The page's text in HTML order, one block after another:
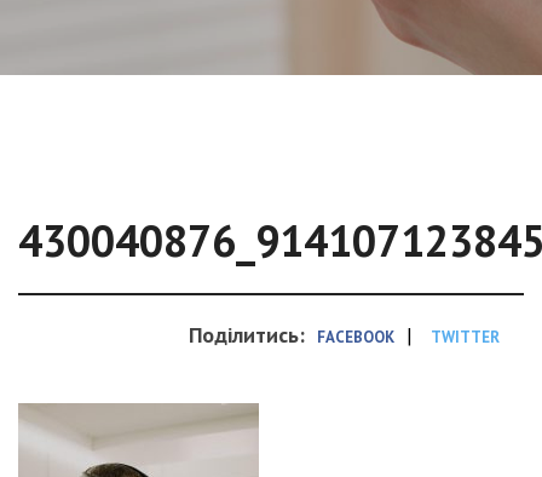
Поділитись: FACEBOOK | TWITTER